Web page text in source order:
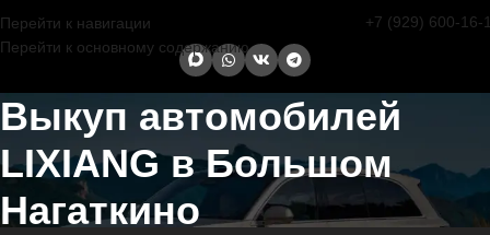
Перейти к навигации
Перейти к основному содержанию
+7 (929) 600-16-
Выкуп автомобилей
LIXIANG в Большом
Нагаткино